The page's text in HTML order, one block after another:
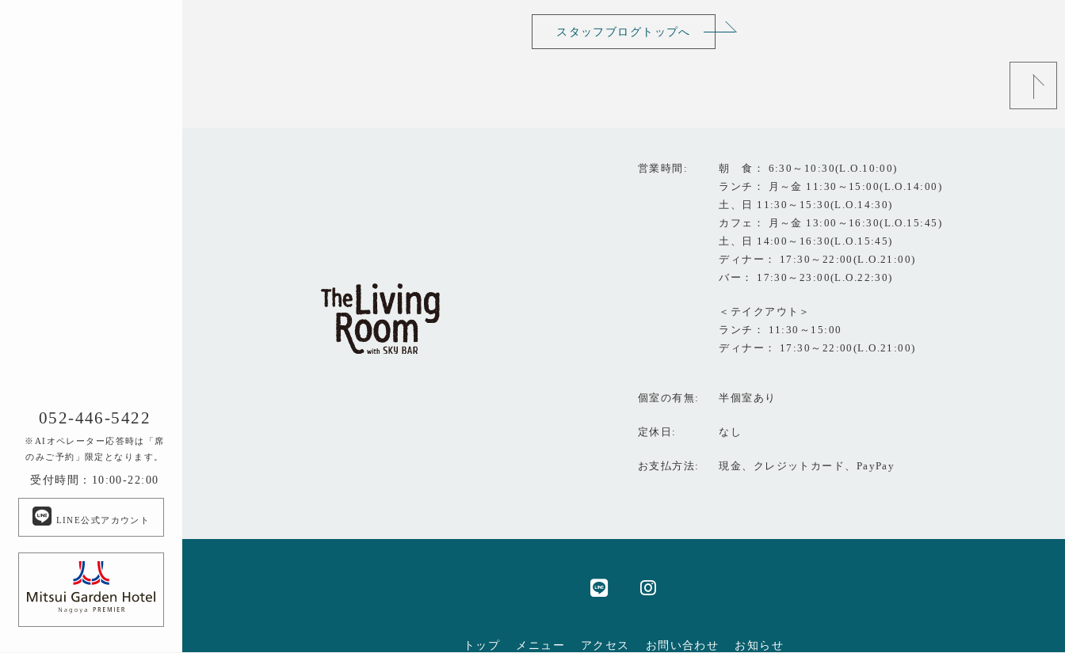
052-446-5422
※AIオペレーター応答時は「席
のみご予約」限定となります。
受付時間：10:00-22:00
LINE公式アカウント
スタッフブログトップへ
営業時間
朝 食： 6:30～10:30(L.O.10:00)
ランチ： 月～金 11:30～15:00(L.O.14:00)
土、日 11:30～15:30(L.O.14:30)
カフェ： 月～金 13:00～16:30(L.O.15:45)
土、日 14:00～16:30(L.O.15:45)
ディナー： 17:30～22:00(L.O.21:00)
バー： 17:30～23:00(L.O.22:30)
＜テイクアウト＞
ランチ： 11:30～15:00
ディナー： 17:30～22:00(L.O.21:00)
個室の有無 半個室あり
定休日 なし
お支払方法 現金、クレジットカード、PayPay
トップ メニュー アクセス お問い合わせ お知らせ